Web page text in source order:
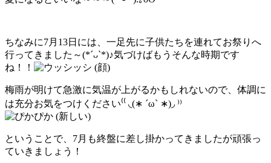
ちなみに7月13日には、一足先に子供たちを連れてお祭りへ
行ってきました～(*´ᴗ`*)♪気づけばもうそんな時期です
ね！！
梅雨が明けて急激に気温が上がるかもしれないので、体調に
は充分お気をつけください⁽⁽ ◟(∗ ˊωˋ ∗)◞ ⁾⁾
ということで、7月も終盤に差し掛かってきましたが頑張っ
ていきましょう！